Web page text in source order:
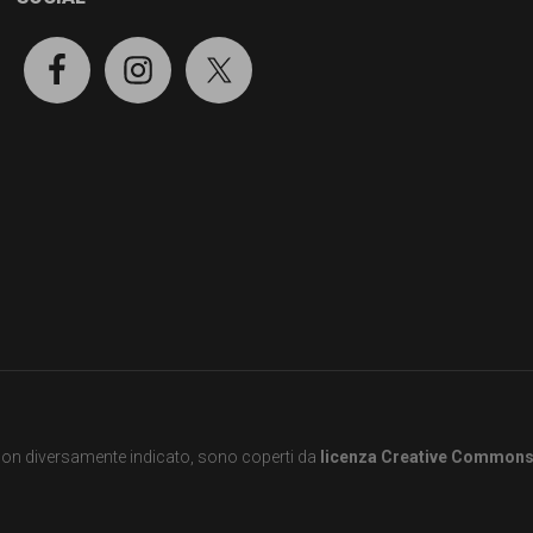
diversamente indicato, sono coperti da licenza Creative Commons